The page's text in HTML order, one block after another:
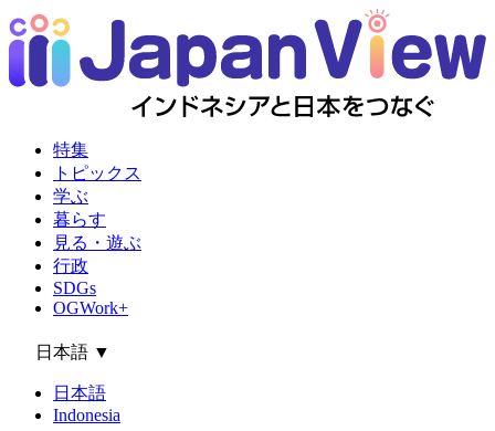
特集
トピックス
学ぶ
暮らす
見る・遊ぶ
行政
SDGs
OGWork+
日本語 ▼
日本語
Indonesia